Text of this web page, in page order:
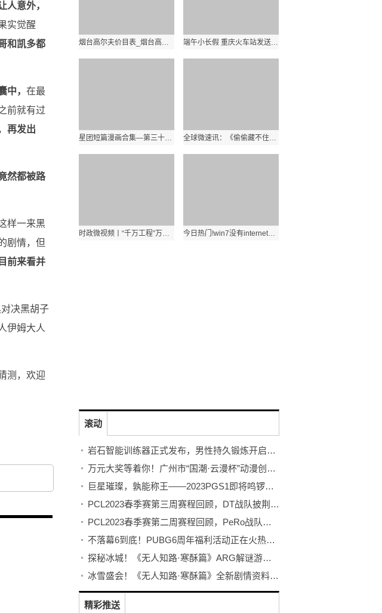
人意外，
实觉醒
和凯多都
中， 在最
前就有过
再发出
然都被路
样一来黑
剧情，但
前来看并
决黑胡子
伊姆大人
测，欢迎
烟台高尔夫价目表_烟台高尔夫 端午小长假 重庆火车站发送旅客85.4万人次
星团短篇漫画合集—第三十七期 全球速看 全球微速讯：《偷偷藏不住》赵露思发型推荐！圆脸人必试小脸浏海、直卷发造型一次看
时政微视频丨“千万工程”万千气象 天天热门 今日热门!win7没有internet信息服务_在Win7的 设置启用 ldquo 网络发现 rdquo 并保存修改了后 又自动调回 ldquo 关闭
滚动
岩石智能训练器正式发布，男性持久锻炼开启智能浪潮
万元大奖等着你！广州市“国潮·云漫杯”动漫创作大赛开赛！
巨星璀璨，孰能称王——2023PGS1即将鸣锣开赛！
PCL2023春季赛第三周赛程回顾，DT战队披荆斩棘登顶周冠
PCL2023春季赛第二周赛程回顾，PeRo战队绝地反击夺桂冠
不落幕6到底！PUBG6周年福利活动正在火热开启！
探秘冰城！《无人知路·寒酥篇》ARG解谜游戏！打破次元的更多可能！
冰雪盛会！《无人知路·寒酥篇》全新剧情资料片发布！ARG解谜游戏
精彩推送